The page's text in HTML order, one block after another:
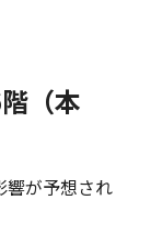
（本
響が予想され